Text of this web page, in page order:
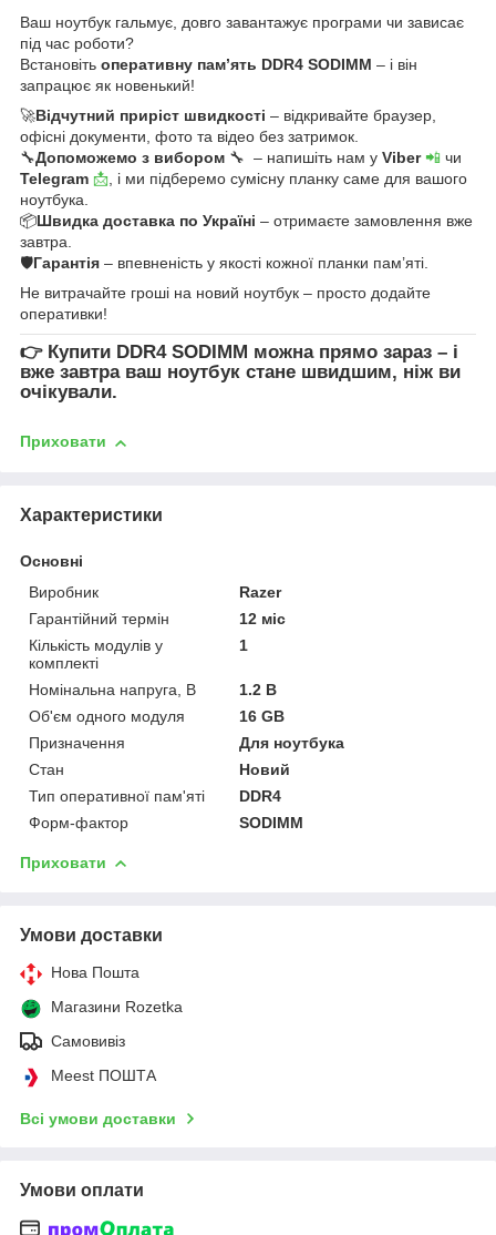
Ваш ноутбук гальмує, довго завантажує програми чи зависає
під час роботи?
Встановіть оперативну пам’ять DDR4 SODIMM – і він
запрацює як новенький!
🚀Відчутний приріст швидкості – відкривайте браузер,
офісні документи, фото та відео без затримок.
🔧Допоможемо з вибором 🔧 – напишіть нам у Viber📲 чи
Telegram 📩 , і ми підберемо сумісну планку саме для вашого
ноутбука.
📦Швидка доставка по Україні – отримаєте замовлення вже
завтра.
🛡Гарантія – впевненість у якості кожної планки пам’яті.
Не витрачайте гроші на новий ноутбук – просто додайте
оперативки!
👉 Купити DDR4 SODIMM можна прямо зараз – і
вже завтра ваш ноутбук стане швидшим, ніж ви
очікували.
Приховати
Характеристики
Основні
Виробник
Razer
Гарантійний термін
12 міс
Кількість модулів у
комплекті
1
Номінальна напруга, В
1.2 В
Об'єм одного модуля
16 GB
Призначення
Для ноутбука
Стан
Новий
Тип оперативної пам'яті
DDR4
Форм-фактор
SODIMM
Приховати
Умови доставки
Нова Пошта
Магазини Rozetka
Самовивіз
Meest ПОШТА
Всі умови доставки
Умови оплати